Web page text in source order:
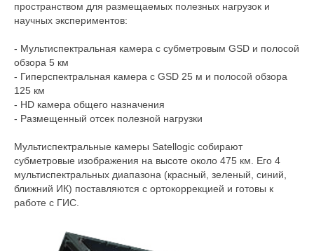
пространством для размещаемых полезных нагрузок и
научных экспериментов:
- Мультиспектральная камера с субметровым GSD и полосой
обзора 5 км
- Гиперспектральная камера с GSD 25 м и полосой обзора
125 км
- HD камера общего назначения
- Размещенный отсек полезной нагрузки
Мультиспектральные камеры Satellogic собирают
субметровые изображения на высоте около 475 км. Его 4
мультиспектральных диапазона (красный, зеленый, синий,
ближний ИК) поставляются с ортокоррекцией и готовы к
работе с ГИС.